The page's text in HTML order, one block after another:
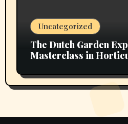
Uncategorized
The Dutch Garden
Masterclass in